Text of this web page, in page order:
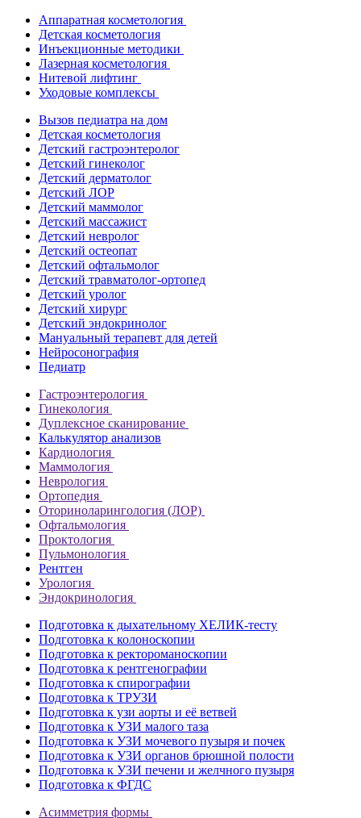
Аппаратная косметология
Детская косметология
Инъекционные методики
Лазерная косметология
Нитевой лифтинг
Уходовые комплексы
Вызов педиатра на дом
Детская косметология
Детский гастроэнтеролог
Детский гинеколог
Детский дерматолог
Детский ЛОР
Детский маммолог
Детский массажист
Детский невролог
Детский остеопат
Детский офтальмолог
Детский травматолог-ортопед
Детский уролог
Детский хирург
Детский эндокринолог
Мануальный терапевт для детей
Нейросонография
Педиатр
Гастроэнтерология
Гинекология
Дуплексное сканирование
Калькулятор анализов
Кардиология
Маммология
Неврология
Ортопедия
Оториноларингология (ЛОР)
Офтальмология
Проктология
Пульмонология
Рентген
Урология
Эндокринология
Подготовка к дыхательному ХЕЛИК-тесту
Подготовка к колоноскопии
Подготовка к ректороманоскопии
Подготовка к рентгенографии
Подготовка к спирографии
Подготовка к ТРУЗИ
Подготовка к узи аорты и её ветвей
Подготовка к УЗИ малого таза
Подготовка к УЗИ мочевого пузыря и почек
Подготовка к УЗИ органов брюшной полости
Подготовка к УЗИ печени и желчного пузыря
Подготовка к ФГДС
Асимметрия формы